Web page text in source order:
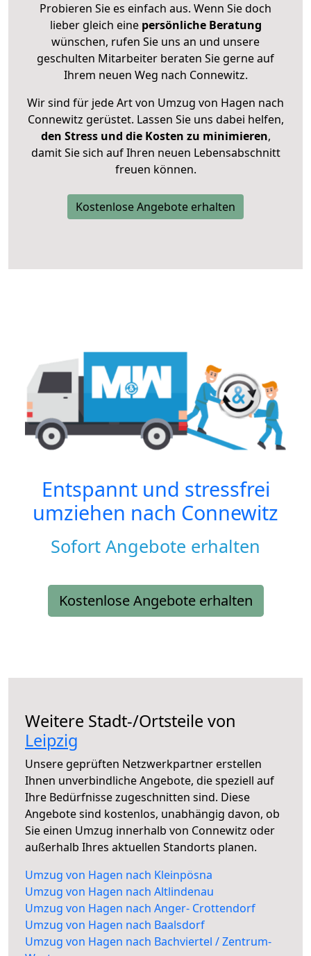
Probieren Sie es einfach aus. Wenn Sie doch
lieber gleich eine persönliche Beratung
wünschen, rufen Sie uns an und unsere
geschulten Mitarbeiter beraten Sie gerne auf
Ihrem neuen Weg nach Connewitz.
Wir sind für jede Art von Umzug von Hagen nach
Connewitz gerüstet. Lassen Sie uns dabei helfen,
den Stress und die Kosten zu minimieren,
damit Sie sich auf Ihren neuen Lebensabschnitt
freuen können.
Kostenlose Angebote erhalten
Entspannt und stressfrei
umziehen nach Connewitz
Sofort Angebote erhalten
Kostenlose Angebote erhalten
Weitere Stadt-/Ortsteile von
Leipzig
Unsere geprüften Netzwerkpartner erstellen
Ihnen unverbindliche Angebote, die speziell auf
Ihre Bedürfnisse zugeschnitten sind. Diese
Angebote sind kostenlos, unabhängig davon, ob
Sie einen Umzug innerhalb von Connewitz oder
außerhalb Ihres aktuellen Standorts planen.
Umzug von Hagen nach Kleinpösna
Umzug von Hagen nach Altlindenau
Umzug von Hagen nach Anger- Crottendorf
Umzug von Hagen nach Baalsdorf
Umzug von Hagen nach Bachviertel / Zentrum-